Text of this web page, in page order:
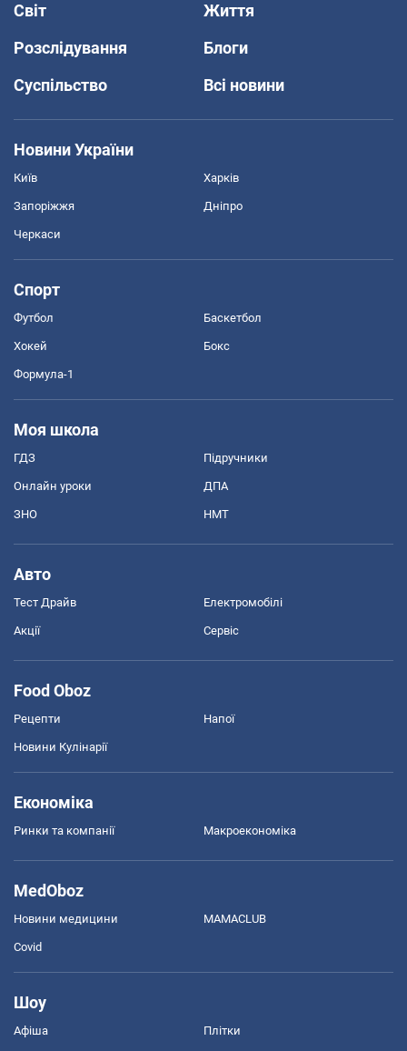
Світ
Життя
Розслідування
Блоги
Суспільство
Всі новини
Новини України
Київ Харків
Запоріжжя Дніпро
Черкаси
Спорт
Футбол Баскетбол
Хокей Бокс
Формула-1
Моя школа
ГДЗ Підручники
Онлайн уроки ДПА
ЗНО НМТ
Авто
Тест Драйв Електромобілі
Акції Сервіс
Food Oboz
Рецепти Напої
Новини Кулінарії
Економіка
Ринки та компанії Макроекономіка
MedOboz
Новини медицини MAMACLUB
Covid
Шоу
Афіша Плітки